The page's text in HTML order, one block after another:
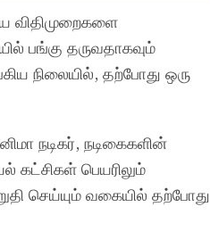
விதிமுறைகளை
பங்கு தருவதாகவும்
நிலையில், தற்போது ஒரு
நடிகர், நடிகைகளின்
கட்சிகள் பெயரிலும்
செய்யும் வகையில் தற்போது